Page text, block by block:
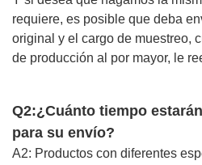
requiere, es posible que deba
original y el cargo de muestreo,
de producción al por mayor, le
Q2:¿Cuánto tiempo
para su envío?
A2: Productos con diferentes